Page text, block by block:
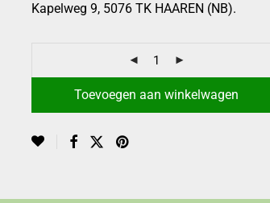
Kapelweg 9, 5076 TK HAAREN (NB).
Toevoegen aan winkelwagen